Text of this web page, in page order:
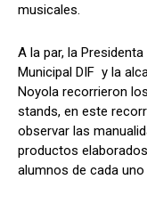
musicales.
A la par, la
Municipal DIF y la
Noyola recorrieron
stands, en este
observar las
productos
alumnos de cada